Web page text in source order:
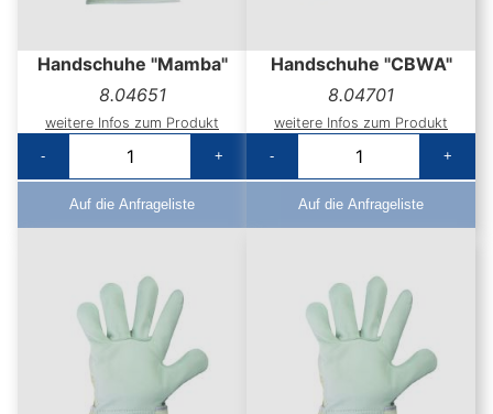
Handschuhe "Mamba"
8.04651
weitere Infos zum Produkt
-
+
Auf die Anfrageliste
Handschuhe "CBWA"
8.04701
weitere Infos zum Produkt
-
+
Auf die Anfrageliste